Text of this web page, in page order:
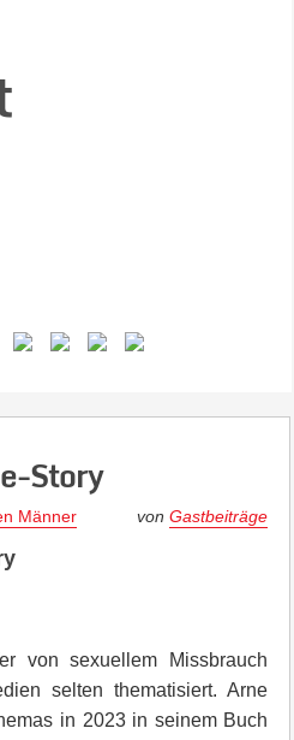
Story
Männer vonGastbeiträge
von sexuellem Missbrauch
selten thematisiert. Arne
in 2023 in seinem Buch